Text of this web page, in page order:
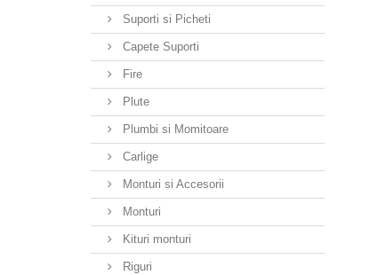
Suporti si Picheti
Capete Suporti
Fire
Plute
Plumbi si Momitoare
Carlige
Monturi si Accesorii
Monturi
Kituri monturi
Riguri